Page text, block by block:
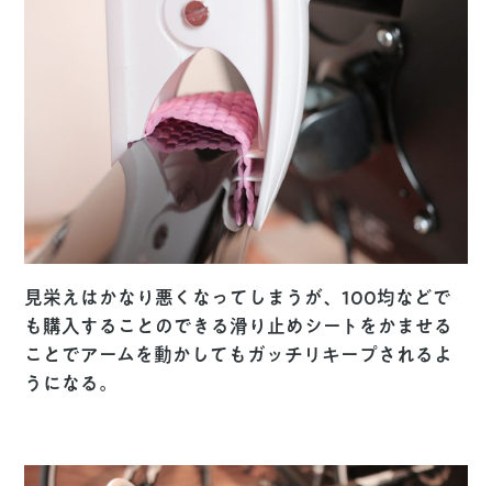
見栄えはかなり悪くなってしまうが、100均などで
も購入することのできる滑り止めシートをかませる
ことでアームを動かしてもガッチリキープされるよ
うになる。